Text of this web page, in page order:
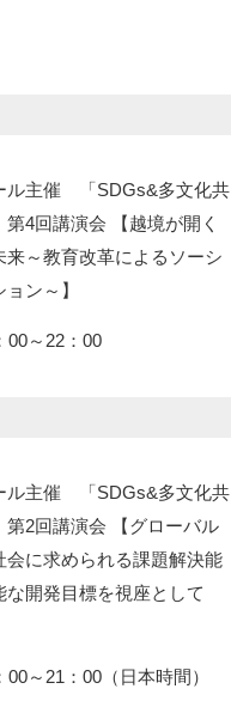
ル主催 「SDGs&多文化共
4回講演会 【越境が開く
来～教育改革によるソーシ
ン～】
00～22：00
ル主催 「SDGs&多文化共
第2回講演会 【グローバル
会に求められる課題解決能
開発目標を視座として
～21：00（日本時間）